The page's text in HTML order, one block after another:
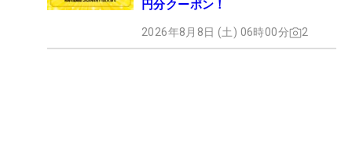
円分クーポン！
2026年8月8日 (土) 06時00分 2